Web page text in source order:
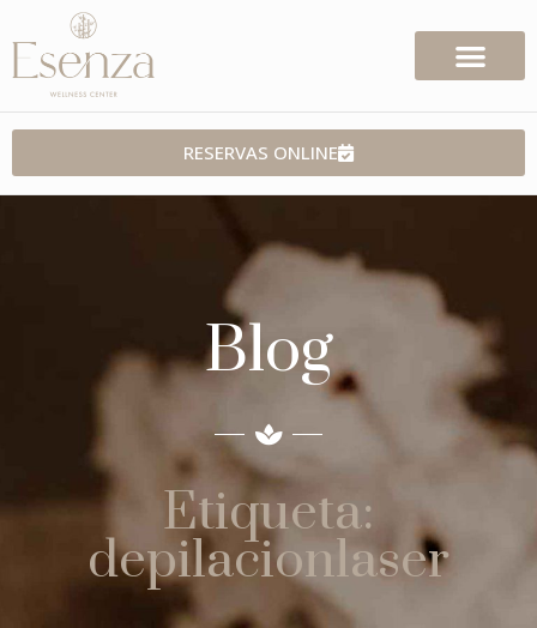
RESERVAS ONLINE
Blog
Etiqueta:
depilacionlaser